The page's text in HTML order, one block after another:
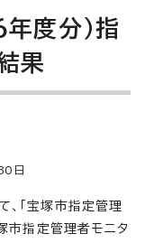
度分）指
果
日
「宝塚市指定管理
市指定管理者モニタ